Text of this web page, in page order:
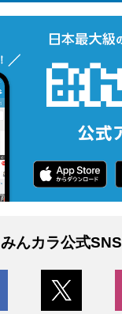
みんカラ公式SNS